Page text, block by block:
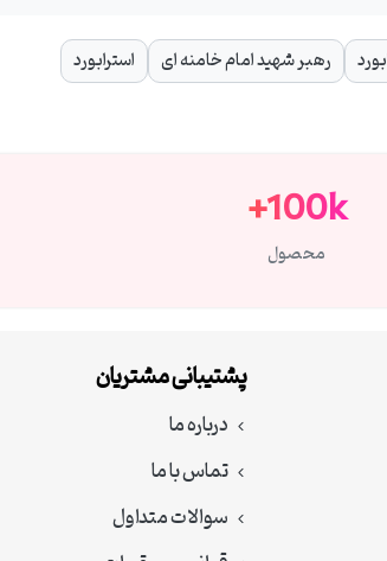
رهبر شهید امام خامنه ای استرابورد
100k+
محصول
پشتیبانی مشتریان
درباره ما
تماس با ما
سوالات متداول